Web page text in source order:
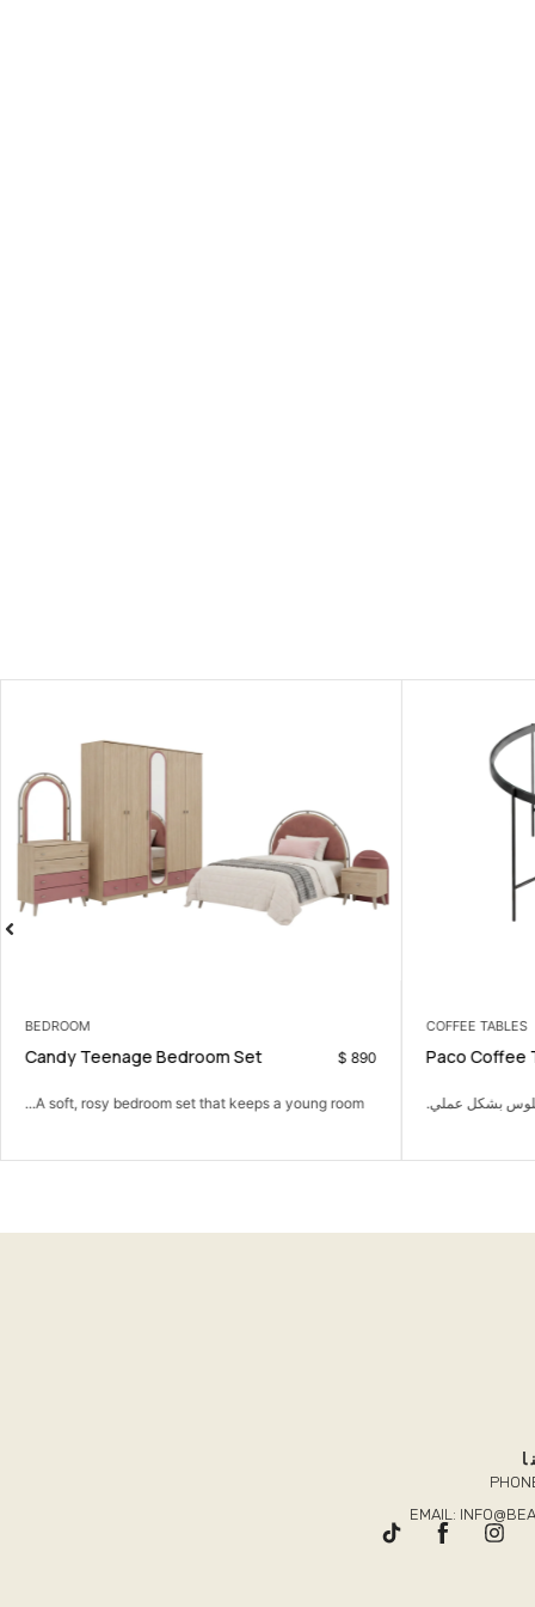
COFFEE TABLES
Paco Coffee
بشكل عملي.
BEDROOM
Candy Teenage Bedroom Set 890
$
A soft, rosy bedroom set that keeps a young room...
EMAIL: